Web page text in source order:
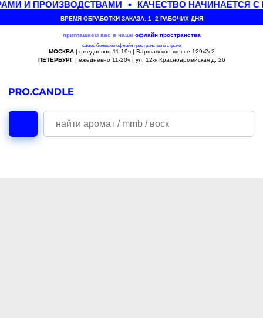
И ПРОИЗВОДСТВАМИ КАЧЕСТВО НАЧИНАЕТСЯ С
ВРЕМЯ ОБРАБОТКИ ЗАКАЗА: 1–2 РАБОЧИХ ДНЯ
приглашаем вас в наши офлайн пространства
самое большое офлайн пространство в стране
МОСКВА| ежедневно 11-19ч | Варшавское шоссе 129к2с2
ПЕТЕРБУРГ| ежедневно 11-20ч | ул. 12-я Красноармейская д. 26